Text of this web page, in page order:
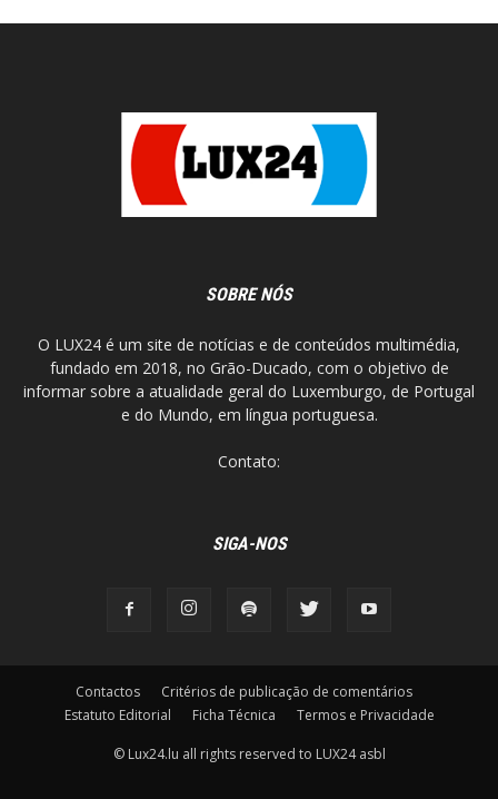
SOBRE NÓS
O LUX24 é um site de notícias e de conteúdos multimédia,
fundado em 2018, no Grão-Ducado, com o objetivo de
informar sobre a atualidade geral do Luxemburgo, de Portugal
e do Mundo, em língua portuguesa.
Contato:
SIGA-NOS
Contactos
Critérios de publicação de comentários
Estatuto Editorial
Ficha Técnica Termos e Privacidade
© Lux24.lu all rights reserved to LUX24 asbl